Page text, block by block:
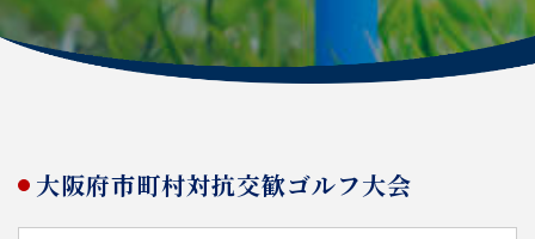
大阪府市町村対抗交歓ゴルフ大会